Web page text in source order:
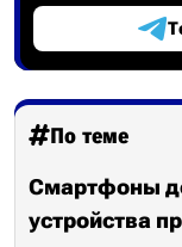
По теме
Смартфоны
устройства